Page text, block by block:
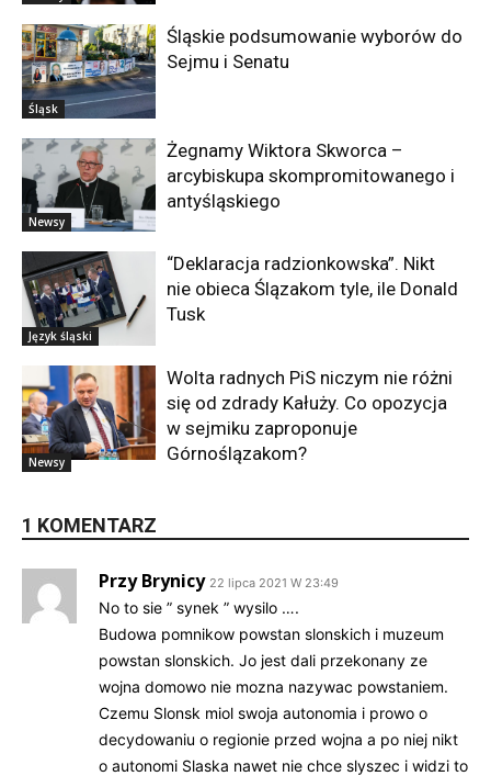
Śląsk
Śląskie podsumowanie wyborów do
Sejmu i Senatu
Newsy
Żegnamy Wiktora Skworca –
arcybiskupa skompromitowanego i
antyśląskiego
Język śląski
“Deklaracja radzionkowska”. Nikt
nie obieca Ślązakom tyle, ile Donald
Tusk
Newsy
Wolta radnych PiS niczym nie różni
się od zdrady Kałuży. Co opozycja
w sejmiku zaproponuje
Górnoślązakom?
1 KOMENTARZ
Przy Brynicy 22 lipca 2021 W 23:49
No to sie ” synek ” wysilo ….
Budowa pomnikow powstan slonskich i muzeum
powstan slonskich. Jo jest dali przekonany ze
wojna domowo nie mozna nazywac powstaniem.
Czemu Slonsk miol swoja autonomia i prowo o
decydowaniu o regionie przed wojna a po niej nikt
o autonomi Slaska nawet nie chce slyszec i widzi to